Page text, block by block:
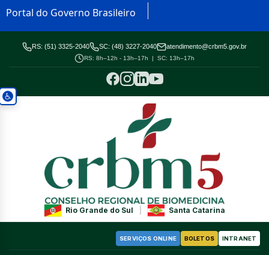
Portal do Governo Brasileiro
RS: (51) 3325-2040 SC: (48) 3227-2040 atendimento@crbm5.gov.br
RS: 8h–12h - 13h–17h | SC: 13h–17h
Rio Grande do Sul Santa Catarina
SERVIÇOS ONLINE BOLETOS INTRANET